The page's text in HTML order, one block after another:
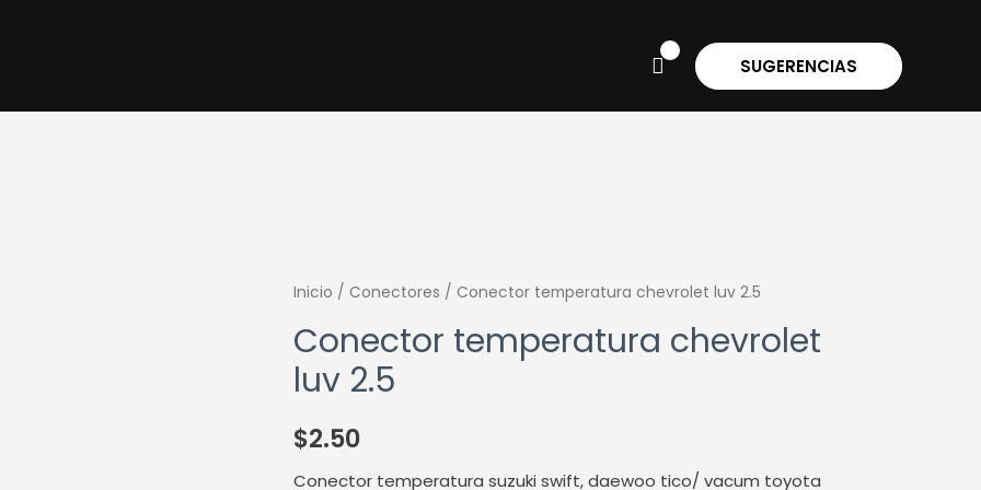
SUGERENCIAS
Inicio / Conectores / Conector temperatura chevrolet luv 2.5
Conector temperatura chevrolet
luv 2.5
$2.50
Conector temperatura suzuki swift, daewoo tico/ vacum toyota